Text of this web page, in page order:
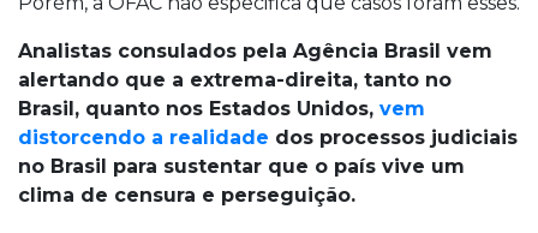
Analistas consulados pela Agência Brasil vem
alertando que a extrema-direita, tanto no
Brasil, quanto nos Estados Unidos, vem
distorcendo a realidade dos processos judiciais
no Brasil para sustentar que o país vive um
clima de censura e perseguição.